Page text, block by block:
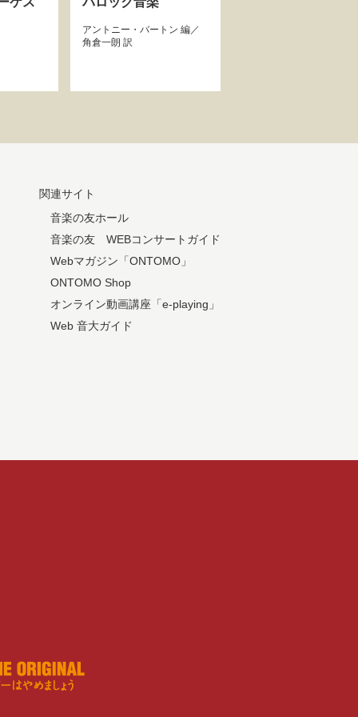
アントニー・バートン 編／
角倉一朗 訳
関連サイト
音楽の友ホール
音楽の友 WEBコンサートガイド
Webマガジン「ONTOMO」
ONTOMO Shop
オンライン動画講座「e-playing」
Web 音大ガイド